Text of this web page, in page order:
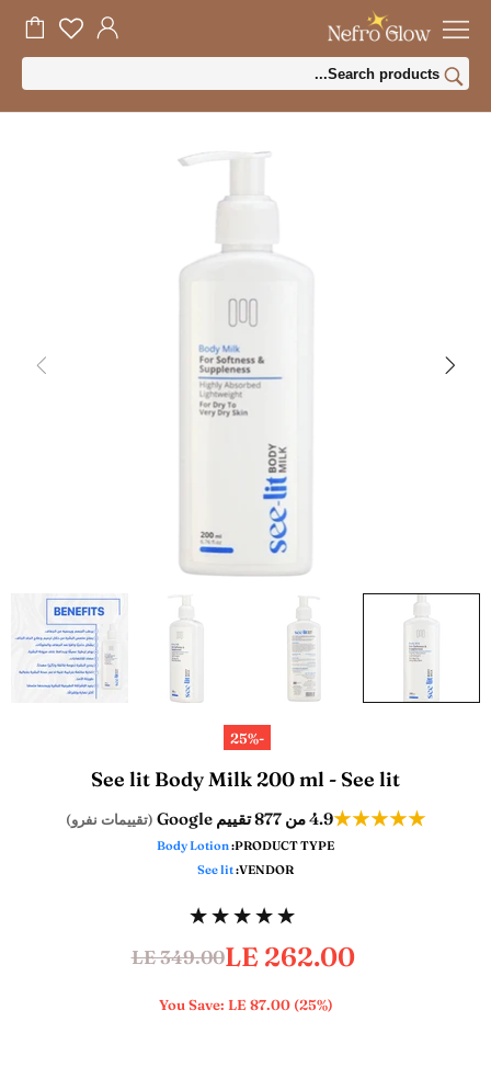
-25%
See lit Body Milk 200 ml - See lit
★★★★★
4.9من 877 تقييم Google (تقييمات نفرو)
PRODUCT TYPE:
Body Lotion
VENDOR:
See lit
LE 349.00LE 262.00
You Save: LE 87.00(25%)